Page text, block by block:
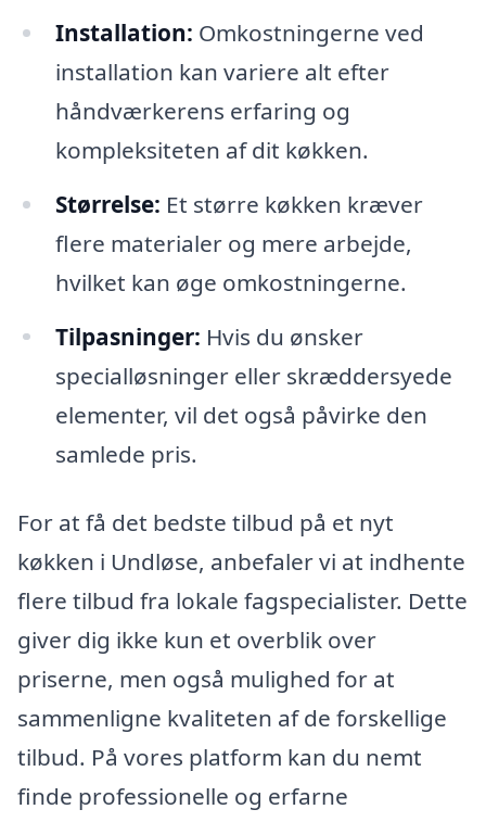
Installation: Omkostningerne ved
installation kan variere alt efter
håndværkerens erfaring og
kompleksiteten af dit køkken.
Størrelse: Et større køkken kræver
flere materialer og mere arbejde,
hvilket kan øge omkostningerne.
Tilpasninger: Hvis du ønsker
specialløsninger eller skræddersyede
elementer, vil det også påvirke den
samlede pris.
For at få det bedste tilbud på et nyt
køkken i Undløse, anbefaler vi at indhente
flere tilbud fra lokale fagspecialister. Dette
giver dig ikke kun et overblik over
priserne, men også mulighed for at
sammenligne kvaliteten af de forskellige
tilbud. På vores platform kan du nemt
finde professionelle og erfarne